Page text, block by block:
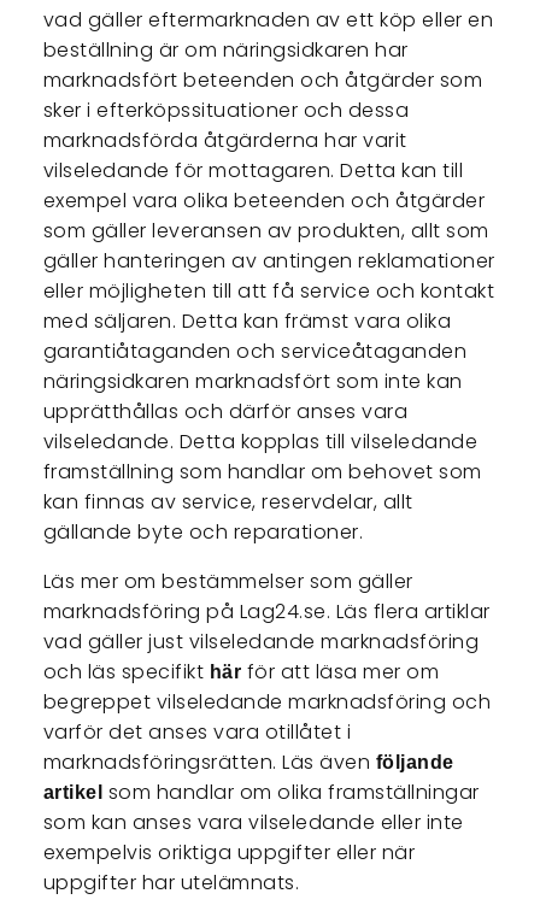
vad gäller eftermarknaden av ett köp eller en
beställning är om näringsidkaren har
marknadsfört beteenden och åtgärder som
sker i efterköpssituationer och dessa
marknadsförda åtgärderna har varit
vilseledande för mottagaren. Detta kan till
exempel vara olika beteenden och åtgärder
som gäller leveransen av produkten, allt som
gäller hanteringen av antingen reklamationer
eller möjligheten till att få service och kontakt
med säljaren. Detta kan främst vara olika
garantiåtaganden och serviceåtaganden
näringsidkaren marknadsfört som inte kan
upprätthållas och därför anses vara
vilseledande. Detta kopplas till vilseledande
framställning som handlar om behovet som
kan finnas av service, reservdelar, allt
gällande byte och reparationer.
Läs mer om bestämmelser som gäller
marknadsföring på Lag24.se. Läs flera artiklar
vad gäller just vilseledande marknadsföring
och läs specifikt här för att läsa mer om
begreppet vilseledande marknadsföring och
varför det anses vara otillåtet i
marknadsföringsrätten. Läs även följande
artikel som handlar om olika framställningar
som kan anses vara vilseledande eller inte
exempelvis oriktiga uppgifter eller när
uppgifter har utelämnats.